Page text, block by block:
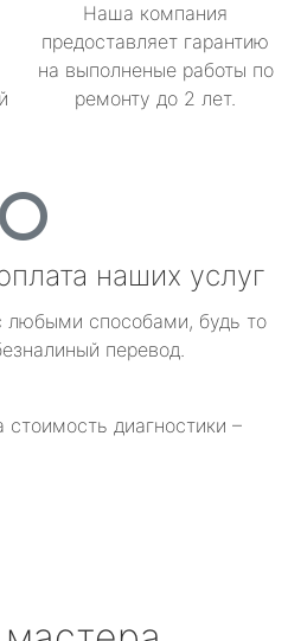
Наша компания
предоставляет гарантию
на выполненые работы по
ремонту до 2 лет.
наших услуг
способами, будь то
перевод.
стоимость диагностики –